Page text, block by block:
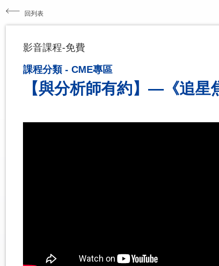
回列表
影音課程-免費
課程分類 - CME專區
【與分析師有約】—《追